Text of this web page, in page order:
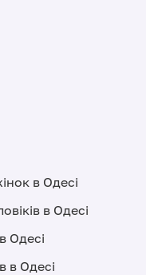
в Одесі
в Одесі
Одесі
в Одесі